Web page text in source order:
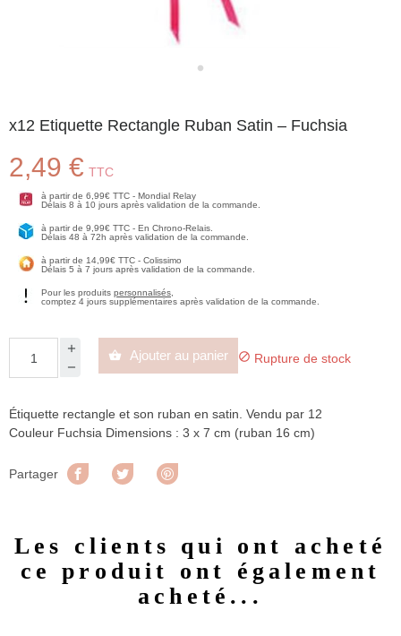
x12 Etiquette Rectangle Ruban Satin – Fuchsia
2,49 € TTC
à partir de 6,99€ TTC - Mondial Relay
Délais 8 à 10 jours après validation de la commande.
à partir de 9,99€ TTC - En Chrono-Relais.
Délais 48 à 72h après validation de la commande.
à partir de 14,99€ TTC - Colissimo
Délais 5 à 7 jours après validation de la commande.
Pour les produits personnalisés
comptez 4 jours supplémentaires après validation de la commande.
 Ajouter au panier  Rupture de stock
Étiquette rectangle et son ruban en satin. Vendu par 12
Couleur Fuchsia Dimensions : 3 x 7 cm (ruban 16 cm)
Partager Partager Tweet
Les clients qui ont acheté
ce produit ont également
acheté...